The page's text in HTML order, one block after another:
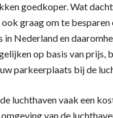
goedkoper. Wat
ook graag om te
Nederland en
op basis van prijs,
parkeerplaats bij de
luchthaven vaak een
van de